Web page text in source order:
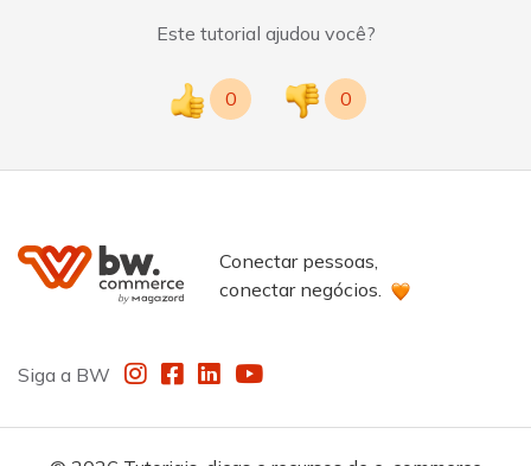
Este tutorial ajudou você?
0 0
Conectar pessoas,
conectar negócios.
Siga a BW Instagram
Facebook
LinkedInYouTube